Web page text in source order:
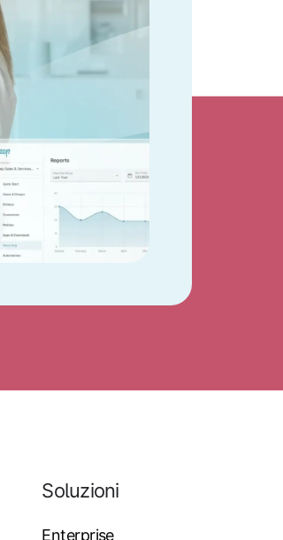
Soluzioni
Enterprise